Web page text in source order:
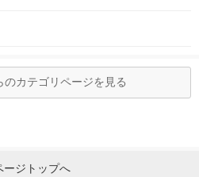
のカテゴリページを見る
ージトップへ